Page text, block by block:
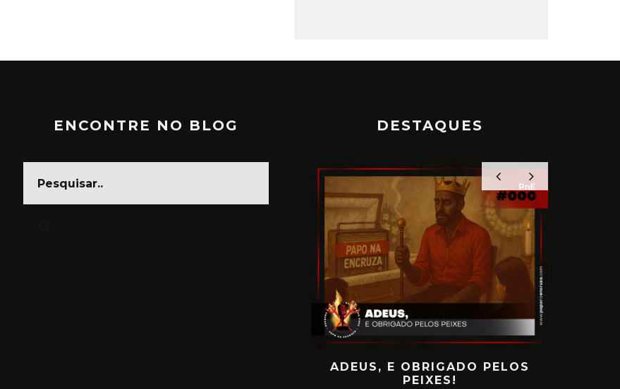
ENCONTRE NO BLOG DESTAQUES
CARNAVAL, FESTA DA CARA
ADEUS, E OBRIGADO PELOS
PEIXES!